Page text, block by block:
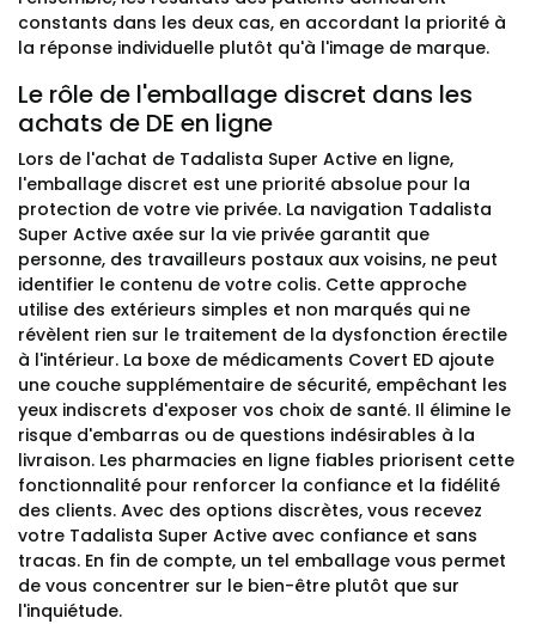
constants dans les deux cas, en accordant la priorité à
la réponse individuelle plutôt qu'à l'image de marque.
Le rôle de l'emballage discret dans les
achats de DE en ligne
Lors de l'achat de Tadalista Super Active en ligne,
l'emballage discret est une priorité absolue pour la
protection de votre vie privée. La navigation Tadalista
Super Active axée sur la vie privée garantit que
personne, des travailleurs postaux aux voisins, ne peut
identifier le contenu de votre colis. Cette approche
utilise des extérieurs simples et non marqués qui ne
révèlent rien sur le traitement de la dysfonction érectile
à l'intérieur. La boxe de médicaments Covert ED ajoute
une couche supplémentaire de sécurité, empêchant les
yeux indiscrets d'exposer vos choix de santé. Il élimine le
risque d'embarras ou de questions indésirables à la
livraison. Les pharmacies en ligne fiables priorisent cette
fonctionnalité pour renforcer la confiance et la fidélité
des clients. Avec des options discrètes, vous recevez
votre Tadalista Super Active avec confiance et sans
tracas. En fin de compte, un tel emballage vous permet
de vous concentrer sur le bien-être plutôt que sur
l'inquiétude.